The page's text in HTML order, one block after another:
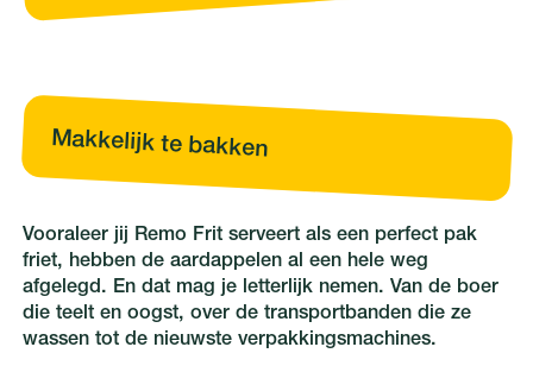
Makkelijk te bakken
Vooraleer jij Remo Frit serveert als een perfect pak
friet, hebben de aardappelen al een hele weg
afgelegd. En dat mag je letterlijk nemen. Van de boer
die teelt en oogst, over de transportbanden die ze
wassen tot de nieuwste verpakkingsmachines.